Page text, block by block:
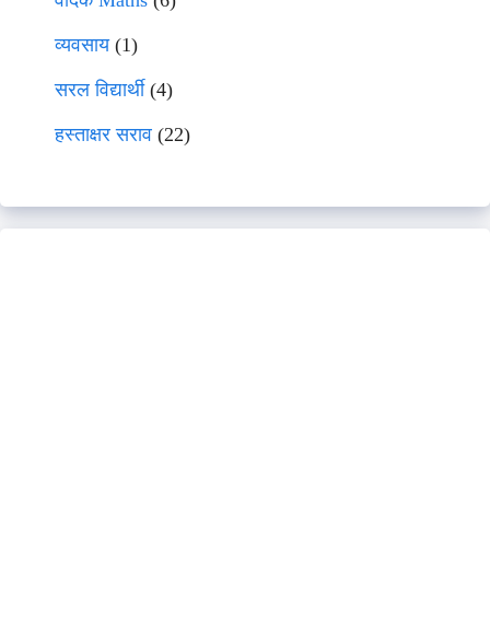
व्यवसाय(1)
सरल विद्यार्थी(4)
हस्ताक्षर सराव (22)